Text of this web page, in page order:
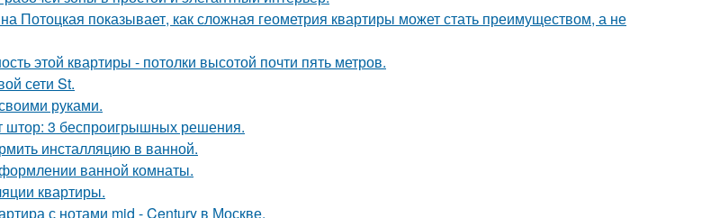
Потоцкая показывает, как сложная геометрия квартиры может стать преимуществом, а не
этой квартиры - потолки высотой почти пять метров.
сети St.
руками.
штор: 3 беспроигрышных решения.
инсталляцию в ванной.
ванной комнаты.
квартиры.
с нотами mid - Century в Москве.